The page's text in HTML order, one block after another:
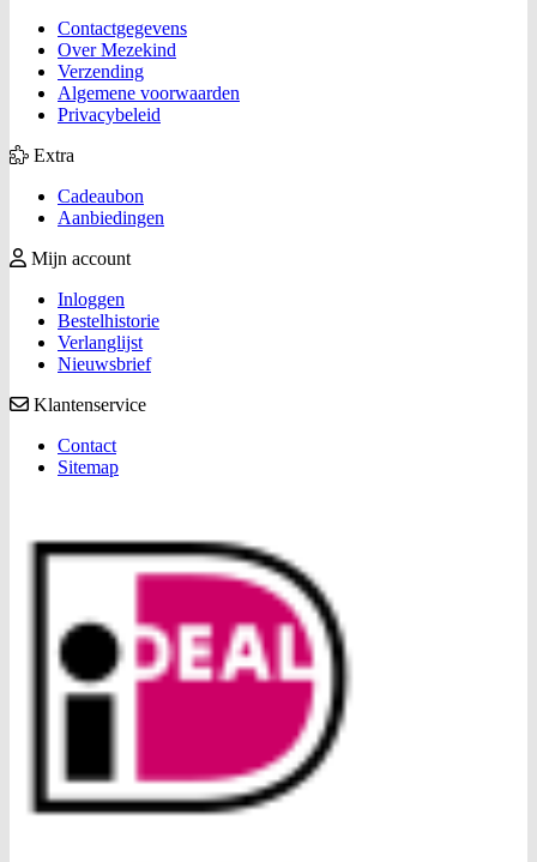
Contactgegevens
Over Mezekind
Verzending
Algemene voorwaarden
Privacybeleid
Extra
Cadeaubon
Aanbiedingen
Mijn account
Inloggen
Bestelhistorie
Verlanglijst
Nieuwsbrief
Klantenservice
Contact
Sitemap